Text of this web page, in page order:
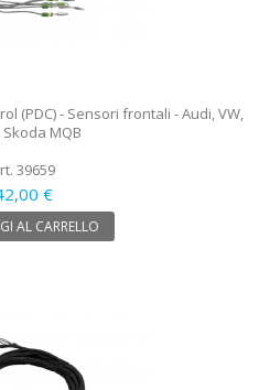
(PDC) - Sensori frontali - Audi, VW,
Skoda MQB
39659
€
AL CARRELLO